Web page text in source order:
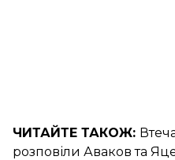
ЧИТАЙТЕ ТАКОЖ:
розповіли Аваков та